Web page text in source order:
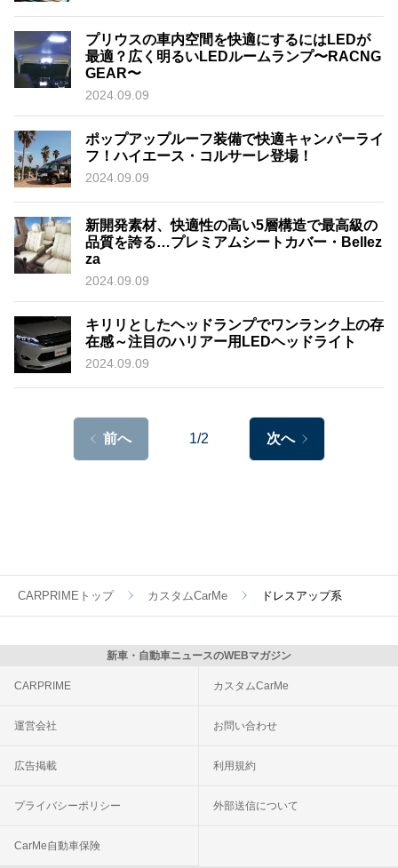
プリウスの車内空間を快適にするにはLEDが
最適？広く明るいLEDルームランプ〜RACNG
GEAR〜
2024.09.09
ポップアップルーフ装備で快適キャンパーライ
フ！ハイエース・コルサーレ登場！
2024.09.09
新開発素材、快適性の高い5層構造で最高級の
品質を誇る…プレミアムシートカバー・Bellez
za
2024.09.09
キリリとしたヘッドランプでワンランク上の存
在感～注目のハリアー用LEDヘッドライト
2024.09.09
前へ 1/2 次へ
CARPRIMEトップ カスタムCarMe ドレスアップ系
新車・自動車ニュースのWEBマガジン
CARPRIME カスタムCarMe
運営会社 お問い合わせ
広告掲載 利用規約
プライバシーポリシー 外部送信について
CarMe自動車保険